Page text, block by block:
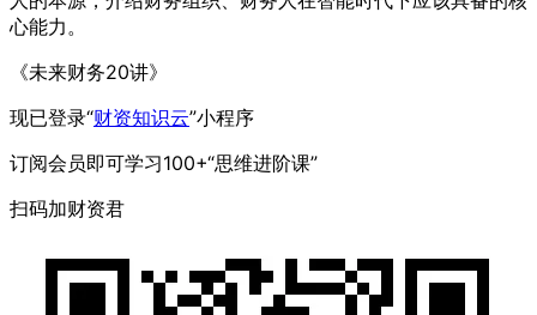
心能力。
《未来财务20讲》
现已登录“财资知识云”小程序
订阅会员即可学习100+“思维进阶课”
扫码加财资君